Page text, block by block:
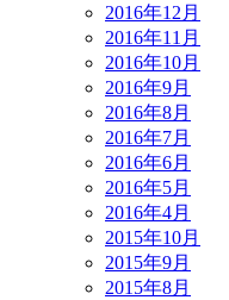
2016年12月
2016年11月
2016年10月
2016年9月
2016年8月
2016年7月
2016年6月
2016年5月
2016年4月
2015年10月
2015年9月
2015年8月